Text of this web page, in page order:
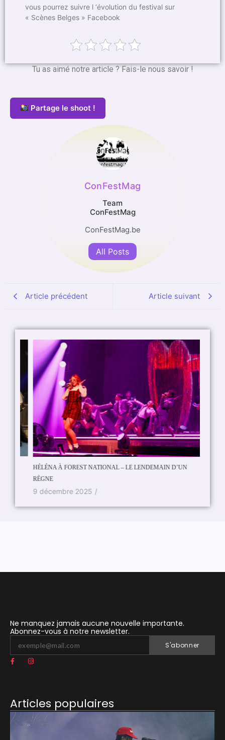
vous pourrez suivre l ‘évolution du festival sur
« Scènes Belges » Facebook
Tu as aimé notre article ? Fais-le nous savoir !
Partage le shoot !
ConFestMag
Team
ConFestMag
ConFestMag.be
All Posts
Article précédent Article suivant
HÉLÉNA À FOREST NATIONAL – LE LENDEMAIN D’UN
RÈGNE
9 décembre 2025 /
Ne manquez jamais aucune nouvelle importante.
Abonnez-vous à notre newsletter.
S'abonner
Articles populaires